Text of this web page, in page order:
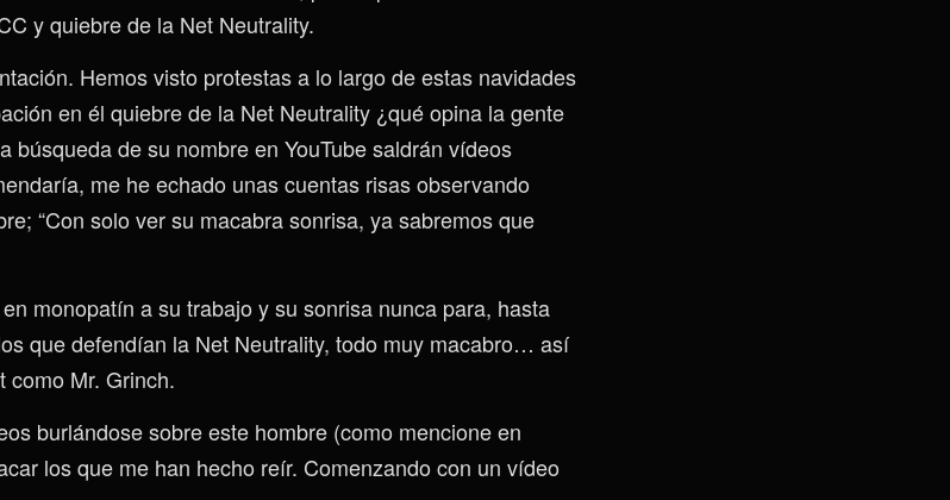
y quiebre de la Net Neutrality.
Hemos visto protestas a lo largo de estas navidades
en él quiebre de la Net Neutrality ¿qué opina la gente
búsqueda de su nombre en YouTube saldrán vídeos
me he echado unas cuentas risas observando
“Con solo ver su macabra sonrisa, ya sabremos que
monopatín a su trabajo y su sonrisa nunca para, hasta
que defendían la Net Neutrality, todo muy macabro… así
como Mr. Grinch.
burlándose sobre este hombre (como mencione en
los que me han hecho reír. Comenzando con un vídeo